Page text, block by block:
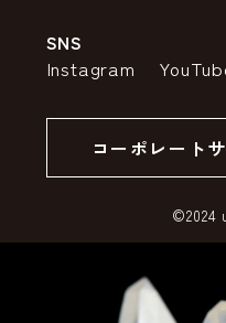
特定商取引法の表示
SSLサーバー証明書とは
SNS
Instagram
コーポレート
©2024